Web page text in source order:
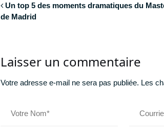
Un top 5 des moments dramatiques du
de Madrid
Laisser un commentaire
Votre adresse e-mail ne sera pas publiée. Les